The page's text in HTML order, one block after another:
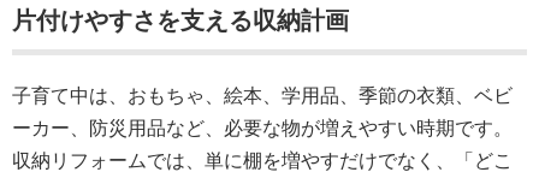
片付けやすさを支える収納計画
子育て中は、おもちゃ、絵本、学用品、季節の衣類、ベビ
ーカー、防災用品など、必要な物が増えやすい時期です。
収納リフォームでは、単に棚を増やすだけでなく、「どこ